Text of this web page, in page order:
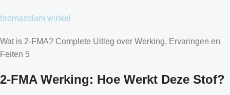
bromazolam winkel
Wat is 2-FMA? Complete Uitleg over Werking, Ervaringen en
Feiten 5
2-FMA Werking: Hoe Werkt Deze Stof?